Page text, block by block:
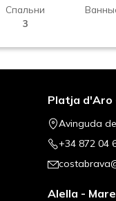
Спальни
3
Platja d'Aro
Avinguda
+34 872 04
Alella -